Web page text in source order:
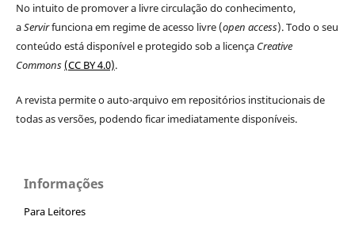
No intuito de promover a livre circulação do conhecimento,
aServirfunciona em regime de acesso livre (open access). Todo o seu
conteúdo está disponível e protegido sob a licença Creative
Commons(CC BY 4.0).
A revista permite o auto-arquivo em repositórios institucionais de
todas as versões, podendo ficar imediatamente disponíveis.
Informações
Para Leitores